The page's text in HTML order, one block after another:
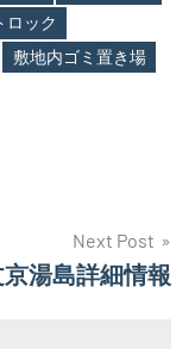
ロック
敷地内ゴミ置き場
Next Post
湯島詳細情報